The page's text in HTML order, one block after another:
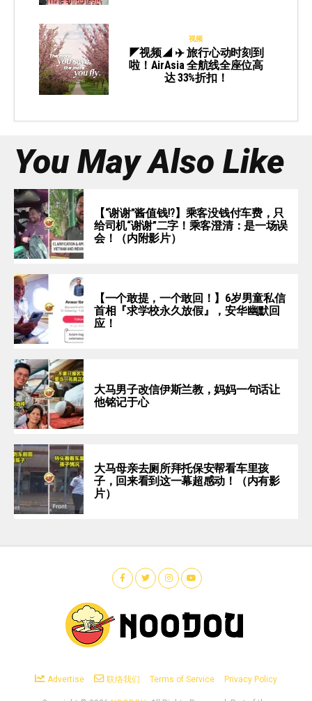
视频
◤视频◢ ✈️ 旅行心动时刻到
啦！AirAsia 全航线全座位高
达 33%折扣！
You May Also Like
【“谢谢”酱值钱⁉️】乘客没钱付车费，只
给司机“谢谢”二字！乘客澄清：是一场误
会！（内附影片）
【一个敢提，一个敢回！】6岁男童私信
首相『求学校永久放假』，安华幽默回
应！
大马男子改信伊斯兰教，妈妈一句话让
他铭记于心
大马母亲去厕所拜托保安帮看车里孩
子，回来看到这一幕超感动！（内有影
片）
Advertise 联络我们 Terms of Service Privacy Policy